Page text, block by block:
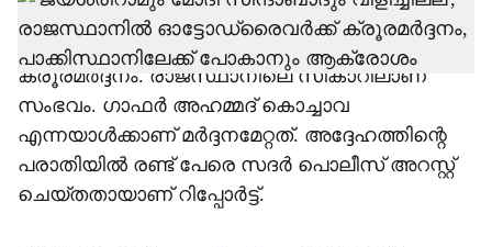
h
a
r
e
ജയ്ശ്രീറാമും, മോദി സിന്ദാബാദും
വിളിക്കാത്തതിന് 52കാരനായ ഓട്ടോഡ്രൈവര്‍ക്ക്
ക്രൂരമര്‍ദ്ദനം. രാജസ്ഥാനിലെ സികാറിലാണ്
സംഭവം. ഗാഫര്‍ അഹമ്മദ് കൊച്ചാവ
എന്നയാള്‍ക്കാണ് മര്‍ദ്ദനമേറ്റത്. അദ്ദേഹത്തിന്റെ
പരാതിയില്‍ രണ്ട് പേരെ സദര്‍ പൊലീസ് അറസ്റ്റ്
ചെയ്തതായാണ് റിപ്പോര്‍ട്ട്.